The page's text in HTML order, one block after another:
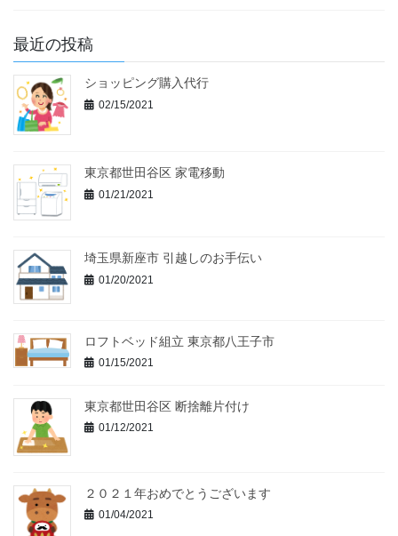
最近の投稿
ショッピング購入代行
02/15/2021
東京都世田谷区 家電移動
01/21/2021
埼玉県新座市 引越しのお手伝い
01/20/2021
ロフトベッド組立 東京都八王子市
01/15/2021
東京都世田谷区 断捨離片付け
01/12/2021
２０２１年おめでとうございます
01/04/2021